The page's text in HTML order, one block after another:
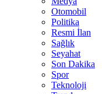
Otomobil
Politika
Resmi İlan
Sağlık
Seyahat
Son Dakika
Spor
Teknoloji